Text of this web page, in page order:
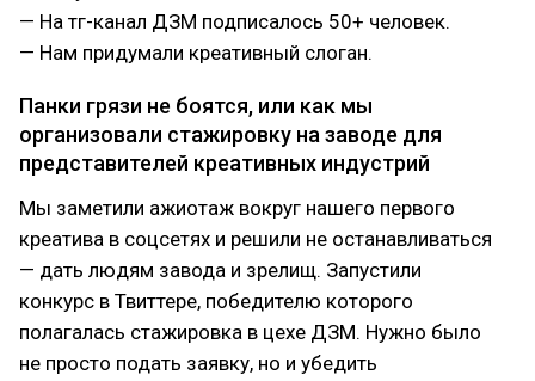
— На тг-канал ДЗМ подписалось 50+ человек.
— Нам придумали креативный слоган.
Панки грязи не боятся, или как мы
организовали стажировку на заводе для
представителей креативных индустрий
Мы заметили ажиотаж вокруг нашего первого
креатива в соцсетях и решили не останавливаться
— дать людям завода и зрелищ. Запустили
конкурс в Твиттере, победителю которого
полагалась стажировка в цехе ДЗМ. Нужно было
не просто подать заявку, но и убедить